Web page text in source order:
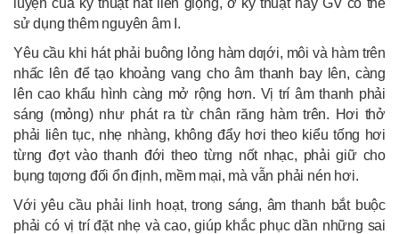
luyện của kỹ thuật hát liền giọng, ở kỹ thuật này GV có thể
sử dụng thêm nguyên âm I.
Yêu cầu khi hát phải buông lỏng hàm dƣới, môi và hàm trên
nhấc lên để tạo khoảng vang cho âm thanh bay lên, càng
lên cao khẩu hình càng mở rộng hơn. Vị trí âm thanh phải
sáng (mỏng) như phát ra từ chân răng hàm trên. Hơi thở
phải liên tục, nhẹ nhàng, không đẩy hơi theo kiểu tống hơi
từng đợt vào thanh đới theo từng nốt nhạc, phải giữ cho
bụng tƣơng đối ổn định, mềm mại, mà vẫn phải nén hơi.
Với yêu cầu phải linh hoạt, trong sáng, âm thanh bắt buộc
phải có vị trí đặt nhẹ và cao, giúp khắc phục dần những sai